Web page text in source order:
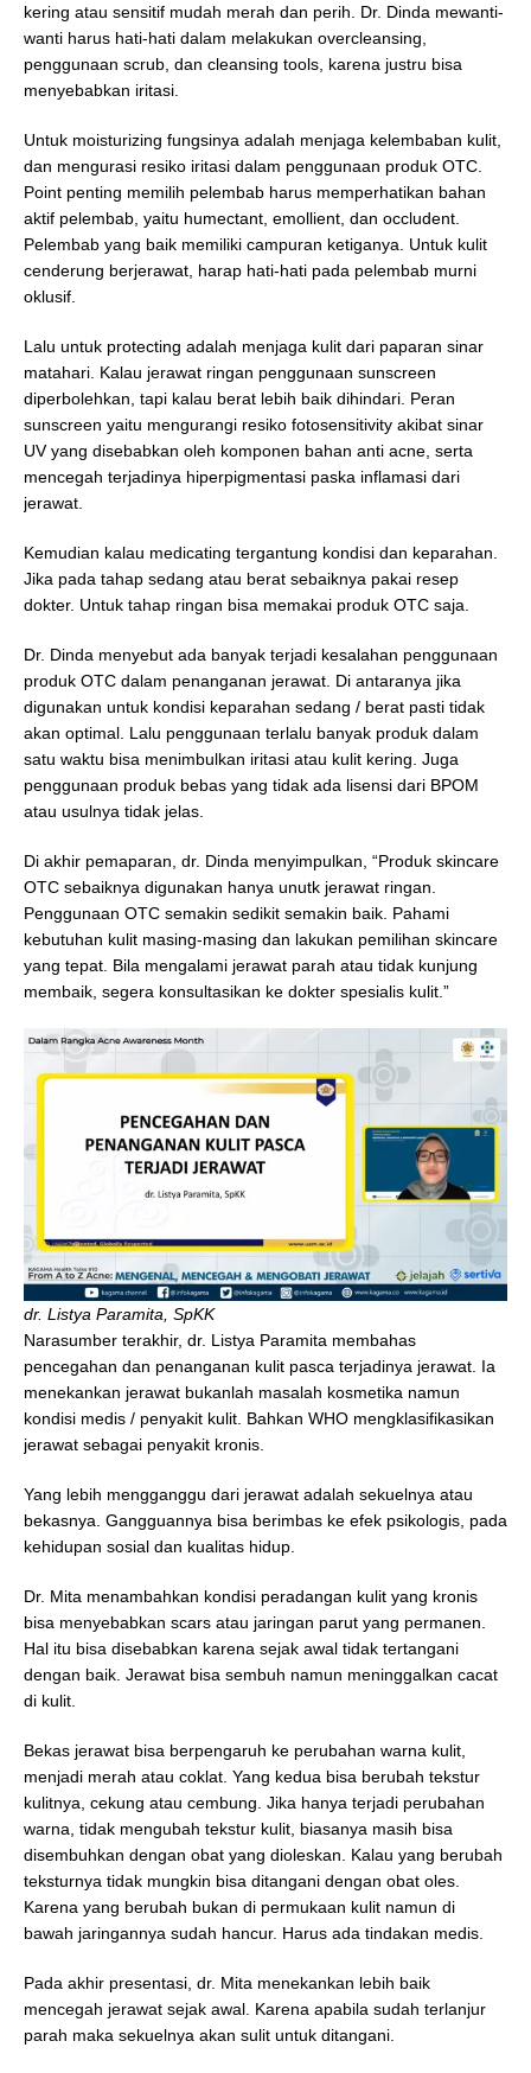
kering atau sensitif mudah merah dan perih. Dr. Dinda mewanti-
wanti harus hati-hati dalam melakukan overcleansing,
penggunaan scrub, dan cleansing tools, karena justru bisa
menyebabkan iritasi.
Untuk moisturizing fungsinya adalah menjaga kelembaban kulit,
dan mengurasi resiko iritasi dalam penggunaan produk OTC.
Point penting memilih pelembab harus memperhatikan bahan
aktif pelembab, yaitu humectant, emollient, dan occludent.
Pelembab yang baik memiliki campuran ketiganya. Untuk kulit
cenderung berjerawat, harap hati-hati pada pelembab murni
oklusif.
Lalu untuk protecting adalah menjaga kulit dari paparan sinar
matahari. Kalau jerawat ringan penggunaan sunscreen
diperbolehkan, tapi kalau berat lebih baik dihindari. Peran
sunscreen yaitu mengurangi resiko fotosensitivity akibat sinar
UV yang disebabkan oleh komponen bahan anti acne, serta
mencegah terjadinya hiperpigmentasi paska inflamasi dari
jerawat.
Kemudian kalau medicating tergantung kondisi dan keparahan.
Jika pada tahap sedang atau berat sebaiknya pakai resep
dokter. Untuk tahap ringan bisa memakai produk OTC saja.
Dr. Dinda menyebut ada banyak terjadi kesalahan penggunaan
produk OTC dalam penanganan jerawat. Di antaranya jika
digunakan untuk kondisi keparahan sedang / berat pasti tidak
akan optimal. Lalu penggunaan terlalu banyak produk dalam
satu waktu bisa menimbulkan iritasi atau kulit kering. Juga
penggunaan produk bebas yang tidak ada lisensi dari BPOM
atau usulnya tidak jelas.
Di akhir pemaparan, dr. Dinda menyimpulkan, “Produk skincare
OTC sebaiknya digunakan hanya unutk jerawat ringan.
Penggunaan OTC semakin sedikit semakin baik. Pahami
kebutuhan kulit masing-masing dan lakukan pemilihan skincare
yang tepat. Bila mengalami jerawat parah atau tidak kunjung
membaik, segera konsultasikan ke dokter spesialis kulit.”
dr. Listya Paramita, SpKK
Narasumber terakhir, dr. Listya Paramita membahas
pencegahan dan penanganan kulit pasca terjadinya jerawat. Ia
menekankan jerawat bukanlah masalah kosmetika namun
kondisi medis / penyakit kulit. Bahkan WHO mengklasifikasikan
jerawat sebagai penyakit kronis.
Yang lebih mengganggu dari jerawat adalah sekuelnya atau
bekasnya. Gangguannya bisa berimbas ke efek psikologis, pada
kehidupan sosial dan kualitas hidup.
Dr. Mita menambahkan kondisi peradangan kulit yang kronis
bisa menyebabkan scars atau jaringan parut yang permanen.
Hal itu bisa disebabkan karena sejak awal tidak tertangani
dengan baik. Jerawat bisa sembuh namun meninggalkan cacat
di kulit.
Bekas jerawat bisa berpengaruh ke perubahan warna kulit,
menjadi merah atau coklat. Yang kedua bisa berubah tekstur
kulitnya, cekung atau cembung. Jika hanya terjadi perubahan
warna, tidak mengubah tekstur kulit, biasanya masih bisa
disembuhkan dengan obat yang dioleskan. Kalau yang berubah
teksturnya tidak mungkin bisa ditangani dengan obat oles.
Karena yang berubah bukan di permukaan kulit namun di
bawah jaringannya sudah hancur. Harus ada tindakan medis.
Pada akhir presentasi, dr. Mita menekankan lebih baik
mencegah jerawat sejak awal. Karena apabila sudah terlanjur
parah maka sekuelnya akan sulit untuk ditangani.